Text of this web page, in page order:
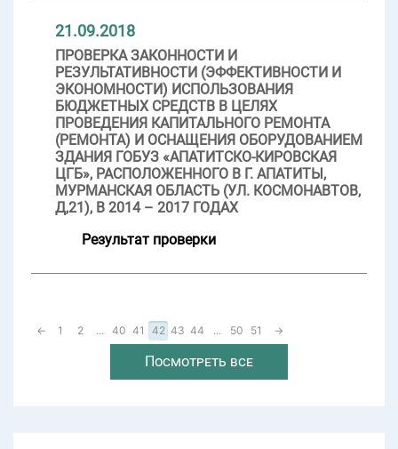
21.09.2018
ПРОВЕРКА ЗАКОННОСТИ И
РЕЗУЛЬТАТИВНОСТИ (ЭФФЕКТИВНОСТИ И
ЭКОНОМНОСТИ) ИСПОЛЬЗОВАНИЯ
БЮДЖЕТНЫХ СРЕДСТВ В ЦЕЛЯХ
ПРОВЕДЕНИЯ КАПИТАЛЬНОГО РЕМОНТА
(РЕМОНТА) И ОСНАЩЕНИЯ ОБОРУДОВАНИЕМ
ЗДАНИЯ ГОБУЗ «АПАТИТСКО-КИРОВСКАЯ
ЦГБ», РАСПОЛОЖЕННОГО В Г. АПАТИТЫ,
МУРМАНСКАЯ ОБЛАСТЬ (УЛ. КОСМОНАВТОВ,
Д,21), В 2014 – 2017 ГОДАХ
Результат проверки
← 1 2 ... 40 41 42 43 44 ... 50 51 →
Посмотреть все